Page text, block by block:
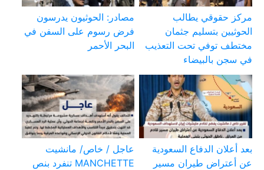
مركز حقوقي يطالب
الحوثيين بتسليم جثمان
مختطف توفي تحت التعذيب
في سجن بالبيضاء
مصادر: الحوثيون يدرسون
فرض رسوم على السفن في
البحر الأحمر
بعد أعلان الدفاع السعودية
عن أعتراض طيران مسير
عاجل / خاص/ مانشيت
MANCHETTE تنفرد بنص